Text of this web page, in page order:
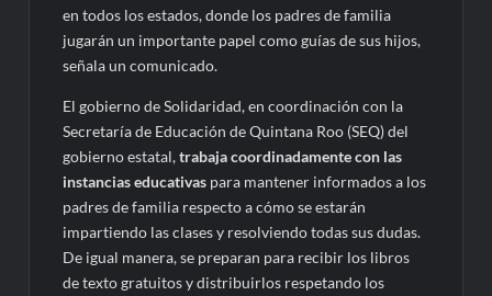
en todos los estados, donde los padres de familia
jugarán un importante papel como guías de sus hijos,
señala un comunicado.
El gobierno de Solidaridad, en coordinación con la
Secretaría de Educación de Quintana Roo (SEQ) del
gobierno estatal,trabaja coordinadamente con las
instancias educativas para mantener informados a los
padres de familia respecto a cómo se estarán
impartiendo las clases y resolviendo todas sus dudas.
De igual manera, se preparan para recibir los libros
de texto gratuitos y distribuirlos respetando los